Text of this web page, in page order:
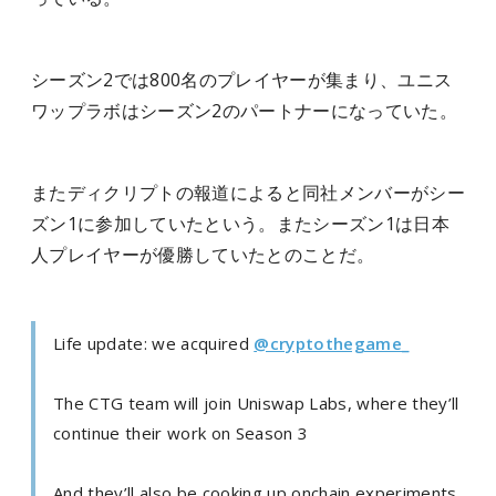
シーズン2では800名のプレイヤーが集まり、ユニス
ワップラボはシーズン2のパートナーになっていた。
またディクリプトの報道によると同社メンバーがシー
ズン1に参加していたという。またシーズン1は日本
人プレイヤーが優勝していたとのことだ。
Life update: we acquired @cryptothegame_
The CTG team will join Uniswap Labs, where they’ll
continue their work on Season 3